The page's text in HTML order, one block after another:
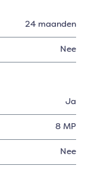
24 maanden
Nee
Ja
8 MP
Nee